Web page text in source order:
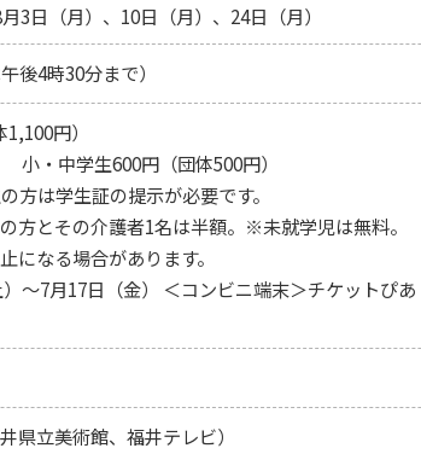
3日（月）、10日（月）、24日（月）
後4時30分まで）
円）
小・中学生600円（団体500円）
は学生証の提示が必要です。
方とその介護者1名は半額。※未就学児は無料。
なる場合があります。
～7月17日（金） ＜コンビニ端末＞チケットぴ
県立美術館、福井テレビ）